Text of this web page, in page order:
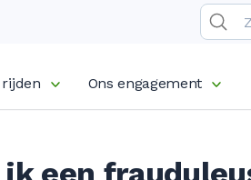
Ons engagement
een